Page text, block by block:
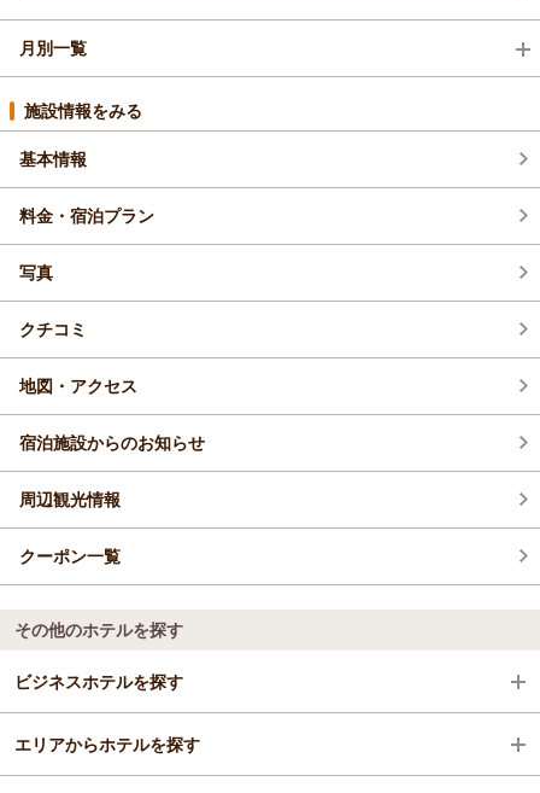
月別一覧
2026年8月(4)
2026年7月(16)
2026年6月(13)
2026年5月(14)
2026年4月(14)
施設情報をみる
基本情報
料金・宿泊プラン
写真
クチコミ
地図・アクセス
宿泊施設からのお知らせ
周辺観光情報
クーポン一覧
その他のホテルを探す
ビジネスホテルを探す
三重県
エリアからホテルを探す